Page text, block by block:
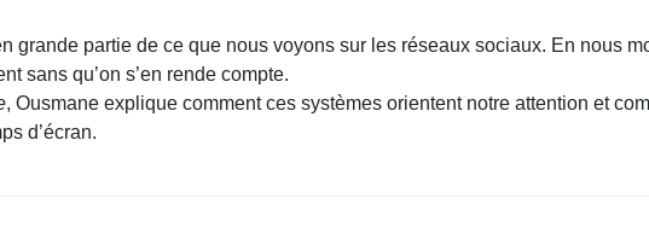
grande partie de ce que nous voyons sur les réseaux sociaux. En nous
sans qu’on s’en rende compte.
, Ousmane explique comment ces systèmes orientent notre attention et
d’écran.